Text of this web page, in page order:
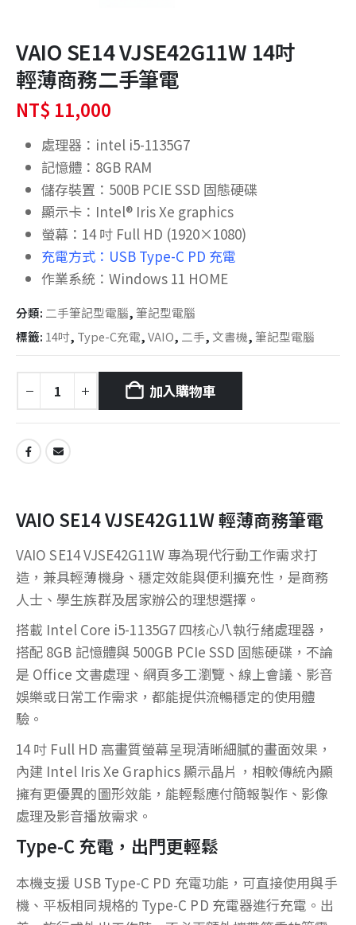
VAIO SE14 VJSE42G11W 14吋
輕薄商務二手筆電
NT$ 11,000
處理器：intel i5-1135G7
記憶體：8GB RAM
儲存裝置：500B PCIE SSD 固態硬碟
顯示卡：Intel® Iris Xe graphics
螢幕：14 吋 Full HD (1920×1080)
充電方式：USB Type-C PD 充電
作業系統：Windows 11 HOME
分類: 二手筆記型電腦,筆記型電腦
標籤: 14吋, Type-C充電,VAIO, 二手, 文書機,筆記型電腦
加入購物車
VAIO SE14 VJSE42G11W 輕薄商務筆電
VAIO SE14 VJSE42G11W 專為現代行動工作需求打
造，兼具輕薄機身、穩定效能與便利擴充性，是商務
人士、學生族群及居家辦公的理想選擇。
搭載 Intel Core i5-1135G7 四核心八執行緒處理器，
搭配 8GB 記憶體與 500GB PCIe SSD 固態硬碟，不論
是 Office 文書處理、網頁多工瀏覽、線上會議、影音
娛樂或日常工作需求，都能提供流暢穩定的使用體
驗。
14 吋 Full HD 高畫質螢幕呈現清晰細膩的畫面效果，
內建 Intel Iris Xe Graphics 顯示晶片，相較傳統內顯
擁有更優異的圖形效能，能輕鬆應付簡報製作、影像
處理及影音播放需求。
Type-C 充電，出門更輕鬆
本機支援 USB Type-C PD 充電功能，可直接使用與手
機、平板相同規格的 Type-C PD 充電器進行充電。出